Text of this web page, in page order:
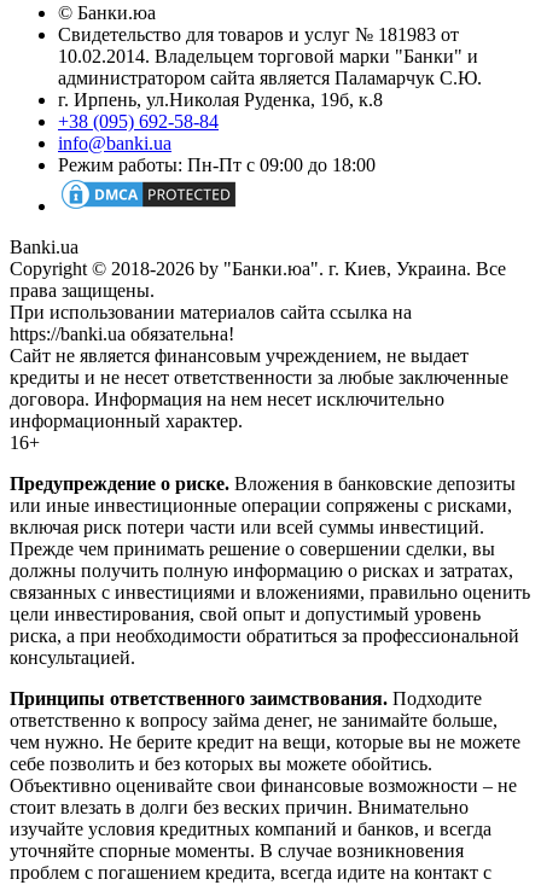
© Банки.юа
Свидетельство для товаров и услуг № 181983 от
10.02.2014. Владельцем торговой марки "Банки" и
администратором сайта является Паламарчук С.Ю.
г. Ирпень, ул.Николая Руденка, 19б, к.8
+38 (095) 692-58-84
info@banki.ua
Режим работы: Пн-Пт с 09:00 до 18:00
Banki.ua
Copyright © 2018-2026 by "Банки.юа". г. Киев, Украина. Все
права защищены.
При использовании материалов сайта ссылка на
https://banki.ua обязательна!
Сайт не является финансовым учреждением, не выдает
кредиты и не несет ответственности за любые заключенные
договора. Информация на нем несет исключительно
информационный характер.
16+
Предупреждение о риске. Вложения в банковские депозиты
или иные инвестиционные операции сопряжены с рисками,
включая риск потери части или всей суммы инвестиций.
Прежде чем принимать решение о совершении сделки, вы
должны получить полную информацию о рисках и затратах,
связанных с инвестициями и вложениями, правильно оценить
цели инвестирования, свой опыт и допустимый уровень
риска, а при необходимости обратиться за профессиональной
консультацией.
Принципы ответственного заимствования. Подходите
ответственно к вопросу займа денег, не занимайте больше,
чем нужно. Не берите кредит на вещи, которые вы не можете
себе позволить и без которых вы можете обойтись.
Объективно оценивайте свои финансовые возможности – не
стоит влезать в долги без веских причин. Внимательно
изучайте условия кредитных компаний и банков, и всегда
уточняйте спорные моменты. В случае возникновения
проблем с погашением кредита, всегда идите на контакт с